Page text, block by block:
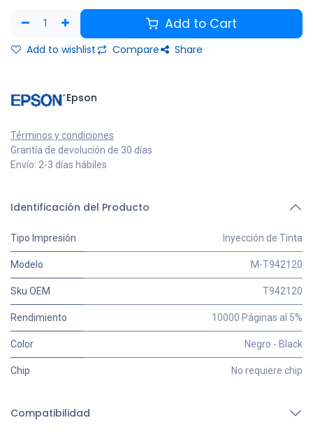
Add to Cart
Add to wishlist Compare Share
Epson
Términos y condiciones
Grantía de devolución de 30 días
Envío: 2-3 días hábiles
Identificación del Producto
Tipo Impresión Inyección de Tinta
Modelo M-T942120
Sku OEM T942120
Rendimiento 10000 Páginas al 5%
Color Negro - Black
Chip No requiere chip
Compatibilidad